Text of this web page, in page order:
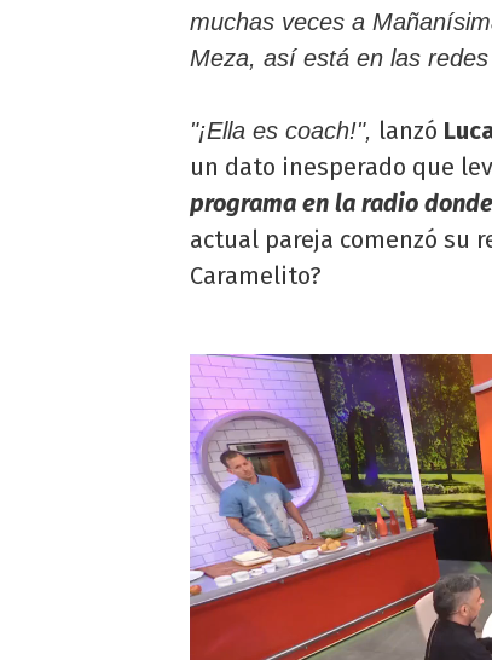
muchas veces a
Meza, así está en las redes
"¡Ella es coach!", lanzó
un dato inesperado que
programa en la radio
actual pareja comenzó su
Caramelito?